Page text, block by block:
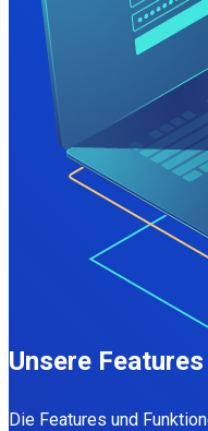
Unsere Features
Die Features und